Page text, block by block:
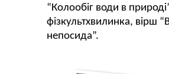
“Колообіг води в
фізкультхвилинка, вірш
непосида”.